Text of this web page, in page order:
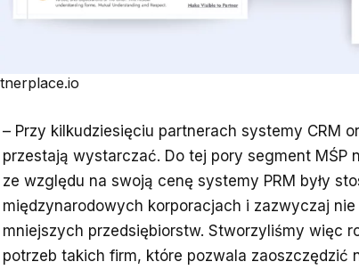
– Przy kilkudziesięciu partnerach systemy CRM
przestają wystarczać. Do tej pory segment MŚP
ze względu na swoją cenę systemy PRM były
międzynarodowych korporacjach i zazwyczaj
mniejszych przedsiębiorstw. Stworzyliśmy więc
potrzeb takich firm, które pozwala zaoszczędzić